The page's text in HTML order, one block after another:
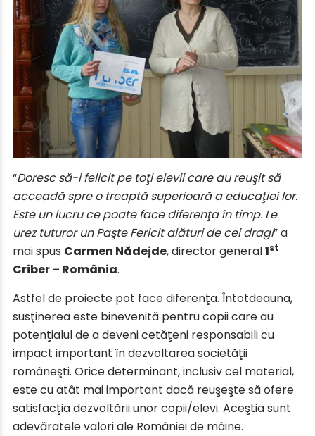
“Doresc să-i felicit pe toţi elevii care au reuşit să
acceadă spre o treaptă superioară a educaţiei lor.
Este un lucru ce poate face diferenţa în timp. Le
urez tuturor un Paşte Fericit alături de cei dragi” a
mai spus Carmen Nădejde, director general1st
Criber – România.
Astfel de proiecte pot face diferenţa. Întotdeauna,
susţinerea este binevenită pentru copii care au
potenţialul de a deveni cetăţeni responsabili cu
impact important în dezvoltarea societăţii
româneşti. Orice determinant, inclusiv cel material,
este cu atât mai important dacă reuşeşte să ofere
satisfacţia dezvoltării unor copii/elevi. Aceştia sunt
adevăratele valori ale României de mâine.